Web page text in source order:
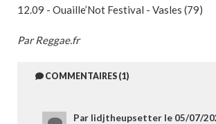
12.09 - Ouaille’Not Festival - Vasles (79)
Par Reggae.fr
COMMENTAIRES (1)
Par lidjtheupsetter le 05/07/